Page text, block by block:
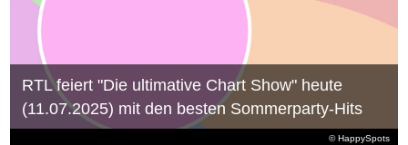
© HappySpots
RTL feiert "Die ultimative Chart Show" heute
(11.07.2025) mit den besten Sommerparty-Hits